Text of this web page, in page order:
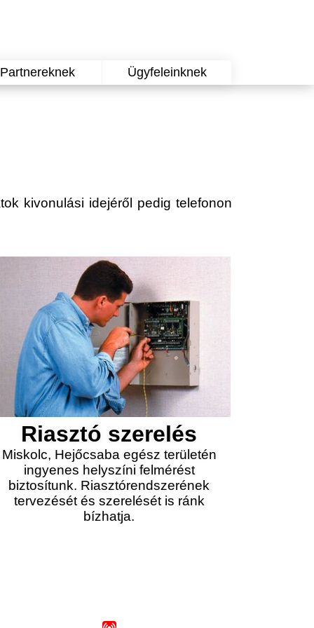
Partnereknek Ügyfeleinknek
kivonulási idejéről pedig telefonon
Riasztó szerelés
Miskolc, Hejőcsaba egész területén
ingyenes helyszíni felmérést
biztosítunk. Riasztórendszerének
tervezését és szerelését is ránk
bízhatja.